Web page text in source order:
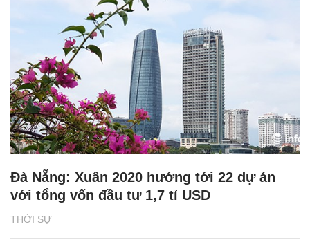
THỜI SỰ
Đà Nẵng: Xuân 2020 hướng tới 22 dự án
với tổng vốn đầu tư 1,7 tỉ USD